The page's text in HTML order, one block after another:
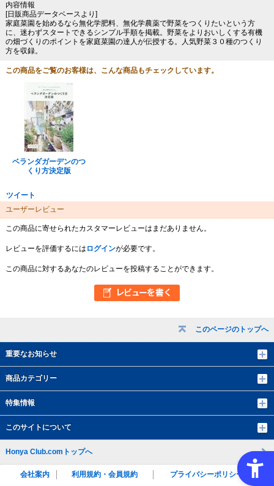
このページのトップへ
重要なお知らせ
商品カテゴリー
特集情報
このサイトについて
内容情報
[日販商品データベースより]
家庭菜園を始めるなら無化学肥料、無化学農薬で野菜をつくりたいという方
に、迷わずスタートできるシンプル手順を掲載。野菜をよりおいしくする有機
の畑づくりのポイントを家庭菜園の達人が伝授する。人気野菜３０種のつくり
方を収録。
この商品をご覧のお客様は、こんな商品もチェックしています。
ベランダガーデンのつ
くり方決定版
ツイート
ユーザーレビュー
この商品に寄せられたカスタマーレビューはまだありません。
レビューを評価するには ログインが必要です。
この商品に対するあなたのレビューを投稿することができます。
Honya Club.comトップへ
会社案内 利用規約・会員規約
プライバシーポリシー